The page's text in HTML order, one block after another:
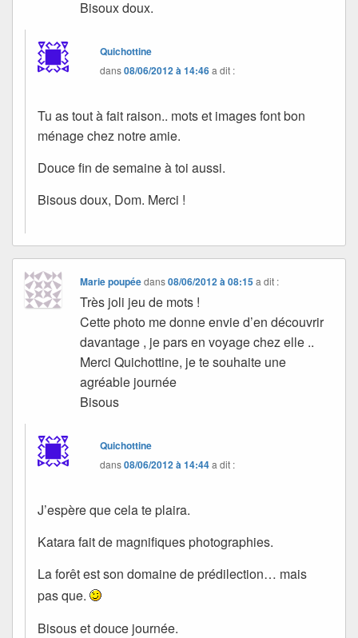
Bisoux doux.
Quichottine
dans08/06/2012 à 14:46a dit :
Tu as tout à fait raison.. mots et images font bon
ménage chez notre amie.
Douce fin de semaine à toi aussi.
Bisous doux, Dom. Merci !
Marie poupéedans08/06/2012 à 08:15 a dit :
Très joli jeu de mots !
Cette photo me donne envie d’en découvrir
davantage , je pars en voyage chez elle ..
Merci Quichottine, je te souhaite une
agréable journée
Bisous
Quichottine
dans08/06/2012 à 14:44a dit :
J’espère que cela te plaira.
Katara fait de magnifiques photographies.
La forêt est son domaine de prédilection… mais
pas que.
Bisous et douce journée.